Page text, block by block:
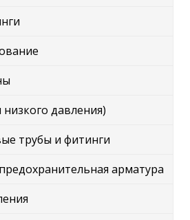
давления)
трубы и фитинги
арматура